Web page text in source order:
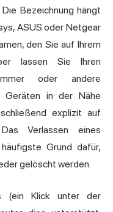
Bezeichnung hängt
ASUS oder Netgear
den Sie auf Ihrem
lassen Sie Ihren
oder andere
Geräten in der Nähe
explizit auf
Das Verlassen eines
Grund dafür,
gelöscht werden.
(ein Klick unter der